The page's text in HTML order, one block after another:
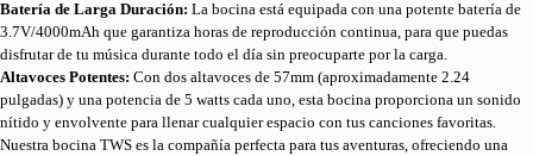
Batería de Larga Duración: La bocina está equipada con una potente batería de
3.7V/4000mAh que garantiza horas de reproducción continua, para que puedas
disfrutar de tu música durante todo el día sin preocuparte por la carga.
Altavoces Potentes: Con dos altavoces de 57mm (aproximadamente 2.24
pulgadas) y una potencia de 5 watts cada uno, esta bocina proporciona un sonido
nítido y envolvente para llenar cualquier espacio con tus canciones favoritas.
Nuestra bocina TWS es la compañía perfecta para tus aventuras, ofreciendo una